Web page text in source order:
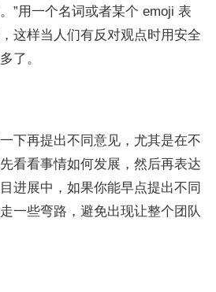
”用一个名词或者某个 emoji 表
这样当人们有反对观点时用安全
了。
下再提出不同意见，尤其是在不
看看事情如何发展，然后再表达
进展中，如果你能早点提出不同
一些弯路，避免出现让整个团队